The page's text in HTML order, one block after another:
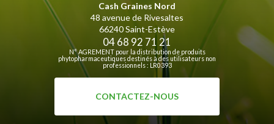
Cash Graines Nord
48 avenue de Rivesaltes
66240 Saint-Estève
04 68 92 71 21
N° AGREMENT pour la distribution de produits
phytopharmaceutiques destinés à des utilisateurs non
professionnels : LR0393
CONTACTEZ-NOUS